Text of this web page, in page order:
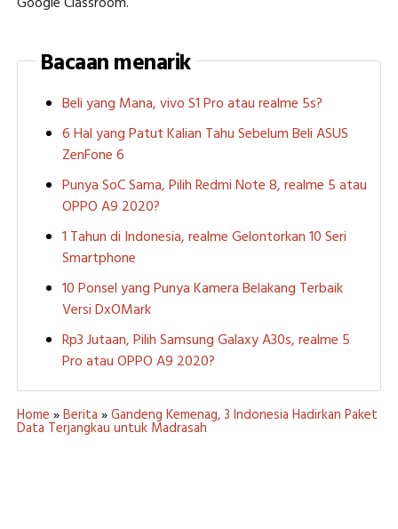
Bacaan menarik
Beli yang Mana, vivo S1 Pro atau realme 5s?
6 Hal yang Patut Kalian Tahu Sebelum Beli ASUS
ZenFone 6
Punya SoC Sama, Pilih Redmi Note 8, realme 5 atau
OPPO A9 2020?
1 Tahun di Indonesia, realme Gelontorkan 10 Seri
Smartphone
10 Ponsel yang Punya Kamera Belakang Terbaik
Versi DxOMark
Rp3 Jutaan, Pilih Samsung Galaxy A30s, realme 5
Pro atau OPPO A9 2020?
Home »Berita »Gandeng Kemenag, 3 Indonesia Hadirkan Paket
Data Terjangkau untuk Madrasah